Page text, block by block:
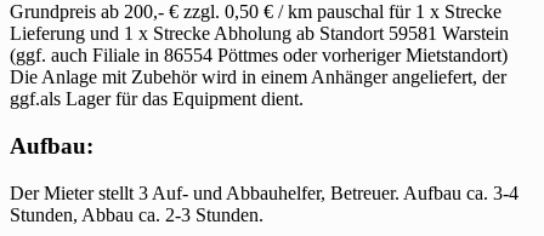
Grundpreis ab 200,- € zzgl. 0,50 € / km pauschal für 1 x Strecke
Lieferung und 1 x Strecke Abholung ab Standort 59581 Warstein
(ggf. auch Filiale in 86554 Pöttmes oder vorheriger Mietstandort)
Die Anlage mit Zubehör wird in einem Anhänger angeliefert, der
ggf.als Lager für das Equipment dient.
Aufbau:
Der Mieter stellt 3 Auf- und Abbauhelfer, Betreuer. Aufbau ca. 3-4
Stunden, Abbau ca. 2-3 Stunden.